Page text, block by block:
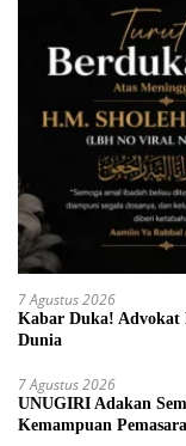
7 Agustus 2026
Kabar Duka! Advokat
Dunia
7 Agustus 2026
UNUGIRI Adakan
Kemampuan